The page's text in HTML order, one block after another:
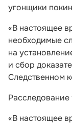
угонщики
«В настоящее
необходимые
на
и сбор
Следственном
«В настоящее